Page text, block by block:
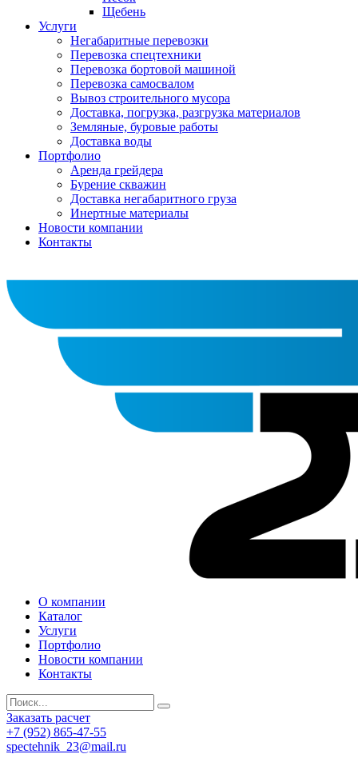
Щебень
Услуги
Негабаритные перевозки
Перевозка спецтехники
Перевозка бортовой машиной
Перевозка самосвалом
Вывоз строительного мусора
Доставка, погрузка, разгрузка материалов
Земляные, буровые работы
Доставка воды
Портфолио
Аренда грейдера
Бурение скважин
Доставка негабаритного груза
Инертные материалы
Новости компании
Контакты
О компании
Каталог
Услуги
Портфолио
Новости компании
Контакты
Заказать расчет
+7 (952) 865-47-55
spectehnik_23@mail.ru